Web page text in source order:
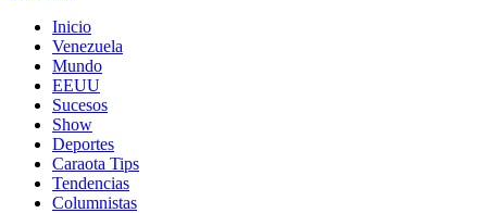
Inicio
Venezuela
Mundo
EEUU
Sucesos
Show
Deportes
Caraota Tips
Tendencias
Columnistas